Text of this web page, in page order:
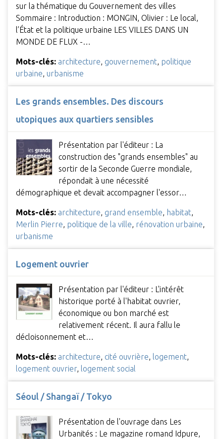
sur la thématique du Gouvernement des villes
Sommaire : Introduction : MONGIN, Olivier : Le local,
l’État et la politique urbaine LES VILLES DANS UN
MONDE DE FLUX -…
Mots-clés: architecture, gouvernement, politique
urbaine, urbanisme
Les grands ensembles. Des discours
utopiques aux quartiers sensibles
Présentation par l'éditeur : La
construction des "grands ensembles" au
sortir de la Seconde Guerre mondiale,
répondait à une nécessité
démographique et devait accompagner l'essor…
Mots-clés: architecture grand ensemble habitat
Merlin Pierre politique de la ville rénovation urbaine
urbanisme
Logement ouvrier
Présentation par l'éditeur : L'intérêt
historique porté à l'habitat ouvrier,
économique ou bon marché est
relativement récent. Il aura fallu le
décloisonnement et…
Mots-clés: architecture, cité ouvrière, logement,
logement ouvrier, logement social
Séoul / Shangaï / Tokyo
Présentation de l'ouvrage dans Les
Urbanités : Le magazine romand Idpure,